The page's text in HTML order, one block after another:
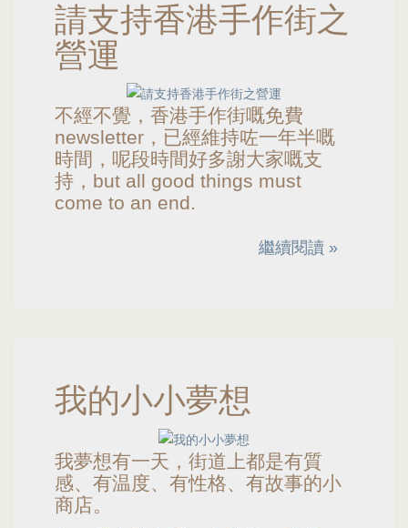
請支持香港手作街之
營運
不經不覺，香港手作街嘅免費
newsletter，已經維持咗一年半嘅
時間，呢段時間好多謝大家嘅支
持，but all good things must
come to an end.
繼續閱讀 »
我的小小夢想
我夢想有一天，街道上都是有質
感、有温度、有性格、有故事的小
商店。